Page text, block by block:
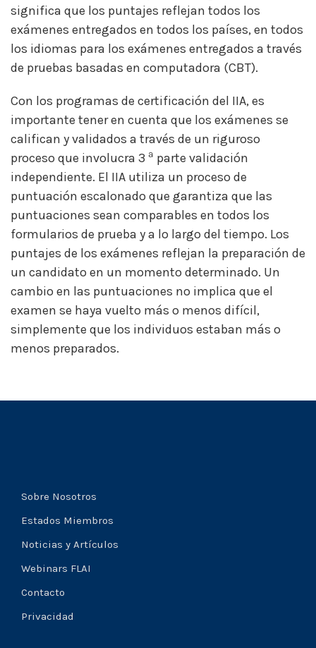
significa que los puntajes reflejan todos los
exámenes entregados en todos los países, en todos
los idiomas para los exámenes entregados a través
de pruebas basadas en computadora (CBT).
Con los programas de certificación del IIA, es
importante tener en cuenta que los exámenes se
califican y validados a través de un riguroso
proceso que involucra 3 ª parte validación
independiente. El IIA utiliza un proceso de
puntuación escalonado que garantiza que las
puntuaciones sean comparables en todos los
formularios de prueba y a lo largo del tiempo. Los
puntajes de los exámenes reflejan la preparación de
un candidato en un momento determinado. Un
cambio en las puntuaciones no implica que el
examen se haya vuelto más o menos difícil,
simplemente que los individuos estaban más o
menos preparados.
Sobre Nosotros
Estados Miembros
Noticias y Artículos
Webinars FLAI
Contacto
Privacidad